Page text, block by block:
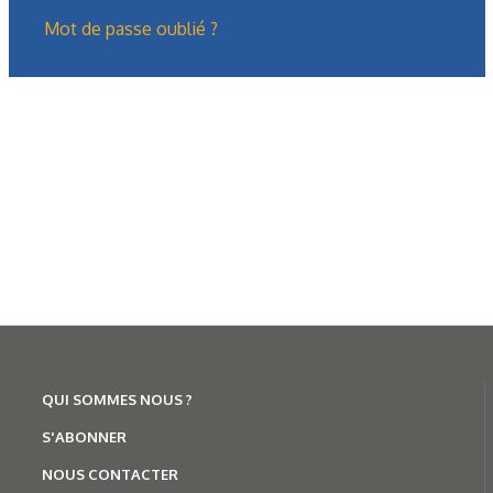
Mot de passe oublié ?
QUI SOMMES NOUS ?
S'ABONNER
NOUS CONTACTER